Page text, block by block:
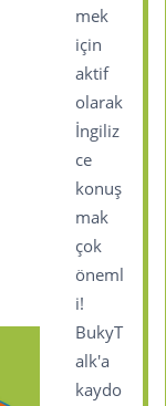
mek
için
aktif
olarak
İngiliz
ce
konuş
mak
çok
öneml
i!
BukyT
alk'a
kaydo